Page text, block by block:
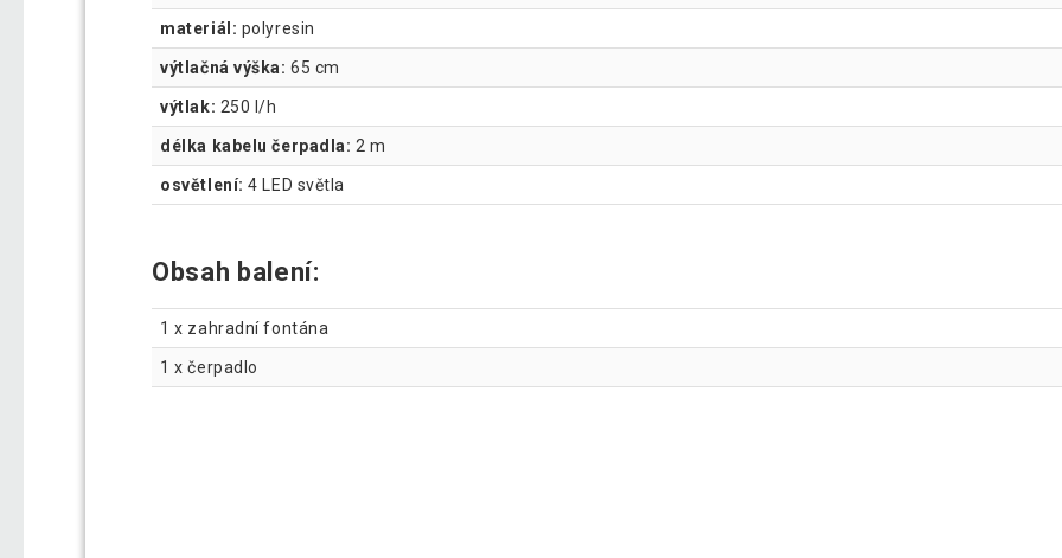
materiál: polyresin
výtlačná výška: 65 cm
výtlak: 250 l/h
délka kabelu čerpadla: 2 m
osvětlení: 4 LED světla
Obsah balení:
1 x zahradní fontána
1 x čerpadlo